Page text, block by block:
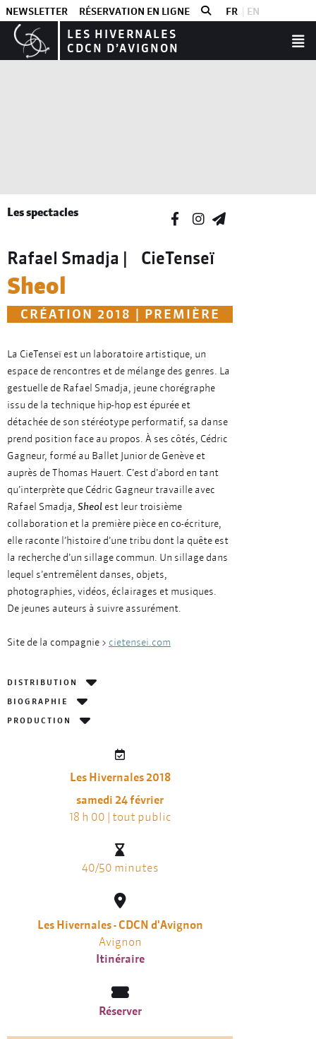
NEWSLETTER RÉSERVATION EN LIGNE FR EN
LES HIVERNALES
CDCN D’AVIGNON
Les spectacles
Rafael Smadja | CieTenseï
Sheol
CRÉATION 2018 | PREMIÈRE
La CieTenseï est un laboratoire artistique, un
espace de rencontres et de mélange des genres. La
gestuelle de Rafael Smadja, jeune chorégraphe
issu de la technique hip-hop est épurée et
détachée de son stéréotype performatif, sa danse
prend position face au propos. À ses côtés, Cédric
Gagneur, formé au Ballet Junior de Genève et
auprès de Thomas Hauert. C’est d’abord en tant
qu’interprète que Cédric Gagneur travaille avec
Rafael Smadja, Sheol est leur troisième
collaboration et la première pièce en co-écriture,
elle raconte l’histoire d’une tribu dont la quête est
la recherche d’un sillage commun. Un sillage dans
lequel s’entremêlent danses, objets,
photographies, vidéos, éclairages et musiques.
De jeunes auteurs à suivre assurément.
Site de la compagnie > cietensei.com
DISTRIBUTION
BIOGRAPHIE
PRODUCTION
Les Hivernales 2018
samedi 24 février
18 h 00 | tout public
40/50 minutes
Les Hivernales - CDCN d'Avignon
Avignon
Itinéraire
Réserver